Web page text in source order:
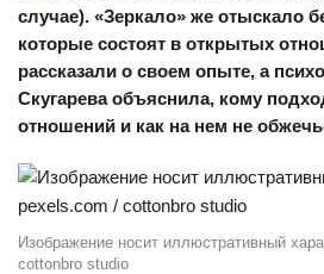
случае). «Зеркало» же отыскало
которые состоят в открытых
рассказали о своем опыте, а
Скугарева объяснила, кому
отношений и как на нем не
Изображение носит иллюстративный
cottonbro studio